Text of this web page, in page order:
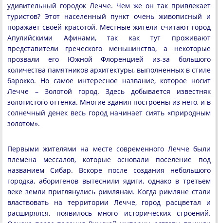
удивительный городок Лечче. Чем же он так привлекает
туристов? Этот населенный пункт очень живописный и
поражает своей красотой. Местные жители считают город
Апулийскими Афинами, так как тут проживают
представители греческого меньшинства, а некоторые
прозвали его Южной Флоренцией из-за большого
количества памятников архитектуры, выполненных в стиле
барокко. Но самое интересное название, которое носит
Лечче – Золотой город. Здесь добывается известняк
золотистого оттенка. Многие здания построены из него, и в
солнечный денек весь город начинает сиять «природным
золотом».
Первыми жителями на месте современного Лечче были
племена мессалов, которые основали поселение под
названием Сибар. Вскоре после создания небольшого
городка, аборигенов вытеснили ядиги, однако в третьем
веке земли приглянулись римлянам. Когда римляне стали
властвовать на территории Лечче, город расцветал и
расширялся, появилось много исторических строений.